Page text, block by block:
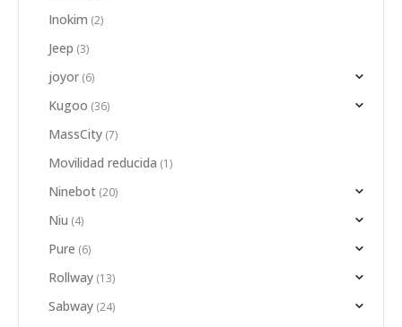
Inokim (2)
Jeep (3)
joyor (6)
Kugoo (36)
MassCity (7)
Movilidad reducida (1)
Ninebot (20)
Niu (4)
Pure (6)
Rollway (13)
Sabway (24)